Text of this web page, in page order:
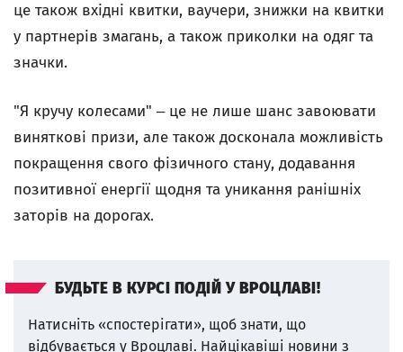
це також вхідні квитки, ваучери, знижки на квитки
у партнерів змагань, а також приколки на одяг та
значки.
"Я кручу колесами" ‒ це не лише шанс завоювати
виняткові призи, але також досконала можливість
покращення свого фізичного стану, додавання
позитивної енергії щодня та уникання ранішніх
заторів на дорогах.
БУДЬТЕ В КУРСІ ПОДІЙ У ВРОЦЛАВІ!
Натисніть «спостерігати», щоб знати, що
відбувається у Вроцлаві. Найцікавіші новини з